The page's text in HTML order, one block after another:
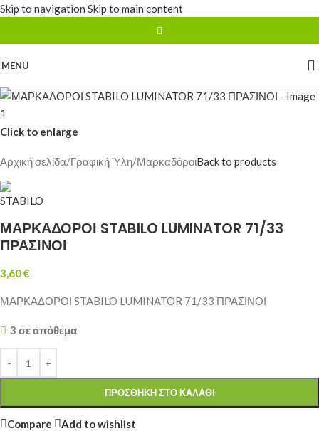
Skip to navigation Skip to main content
MENU
Click to enlarge
Αρχική σελίδα/Γραφική Ύλη/ΜαρκαδόροιBack to products
ΜΑΡΚΑΔΟΡΟΙ STABILO LUMINATOR 71/33
ΠΡΑΣΙΝΟΙ
3,60€
ΜΑΡΚΑΔΟΡΟΙ STABILO LUMINATOR 71/33 ΠΡΑΣΙΝΟΙ
3 σε απόθεμα
ΠΡΟΣΘΉΚΗ ΣΤΟ ΚΑΛΆΘΙ
Compare
Add to wishlist